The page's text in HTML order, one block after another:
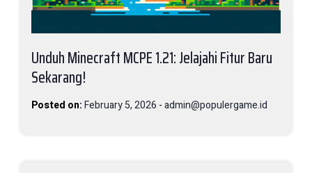
Unduh Minecraft MCPE 1.21: Jelajahi Fitur Baru
Sekarang!
Posted on:February 5, 2026 -admin@populergame.id